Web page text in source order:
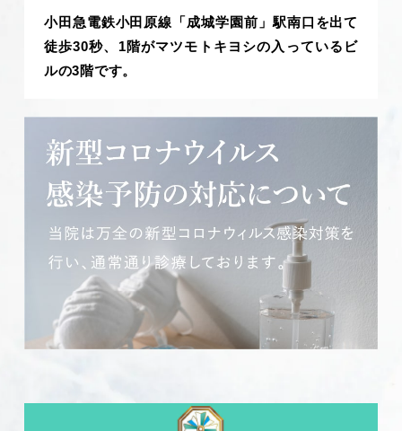
小田急電鉄小田原線「成城学園前」駅南口を出て
徒歩30秒、1階がマツモトキヨシの入っているビ
ルの3階です。